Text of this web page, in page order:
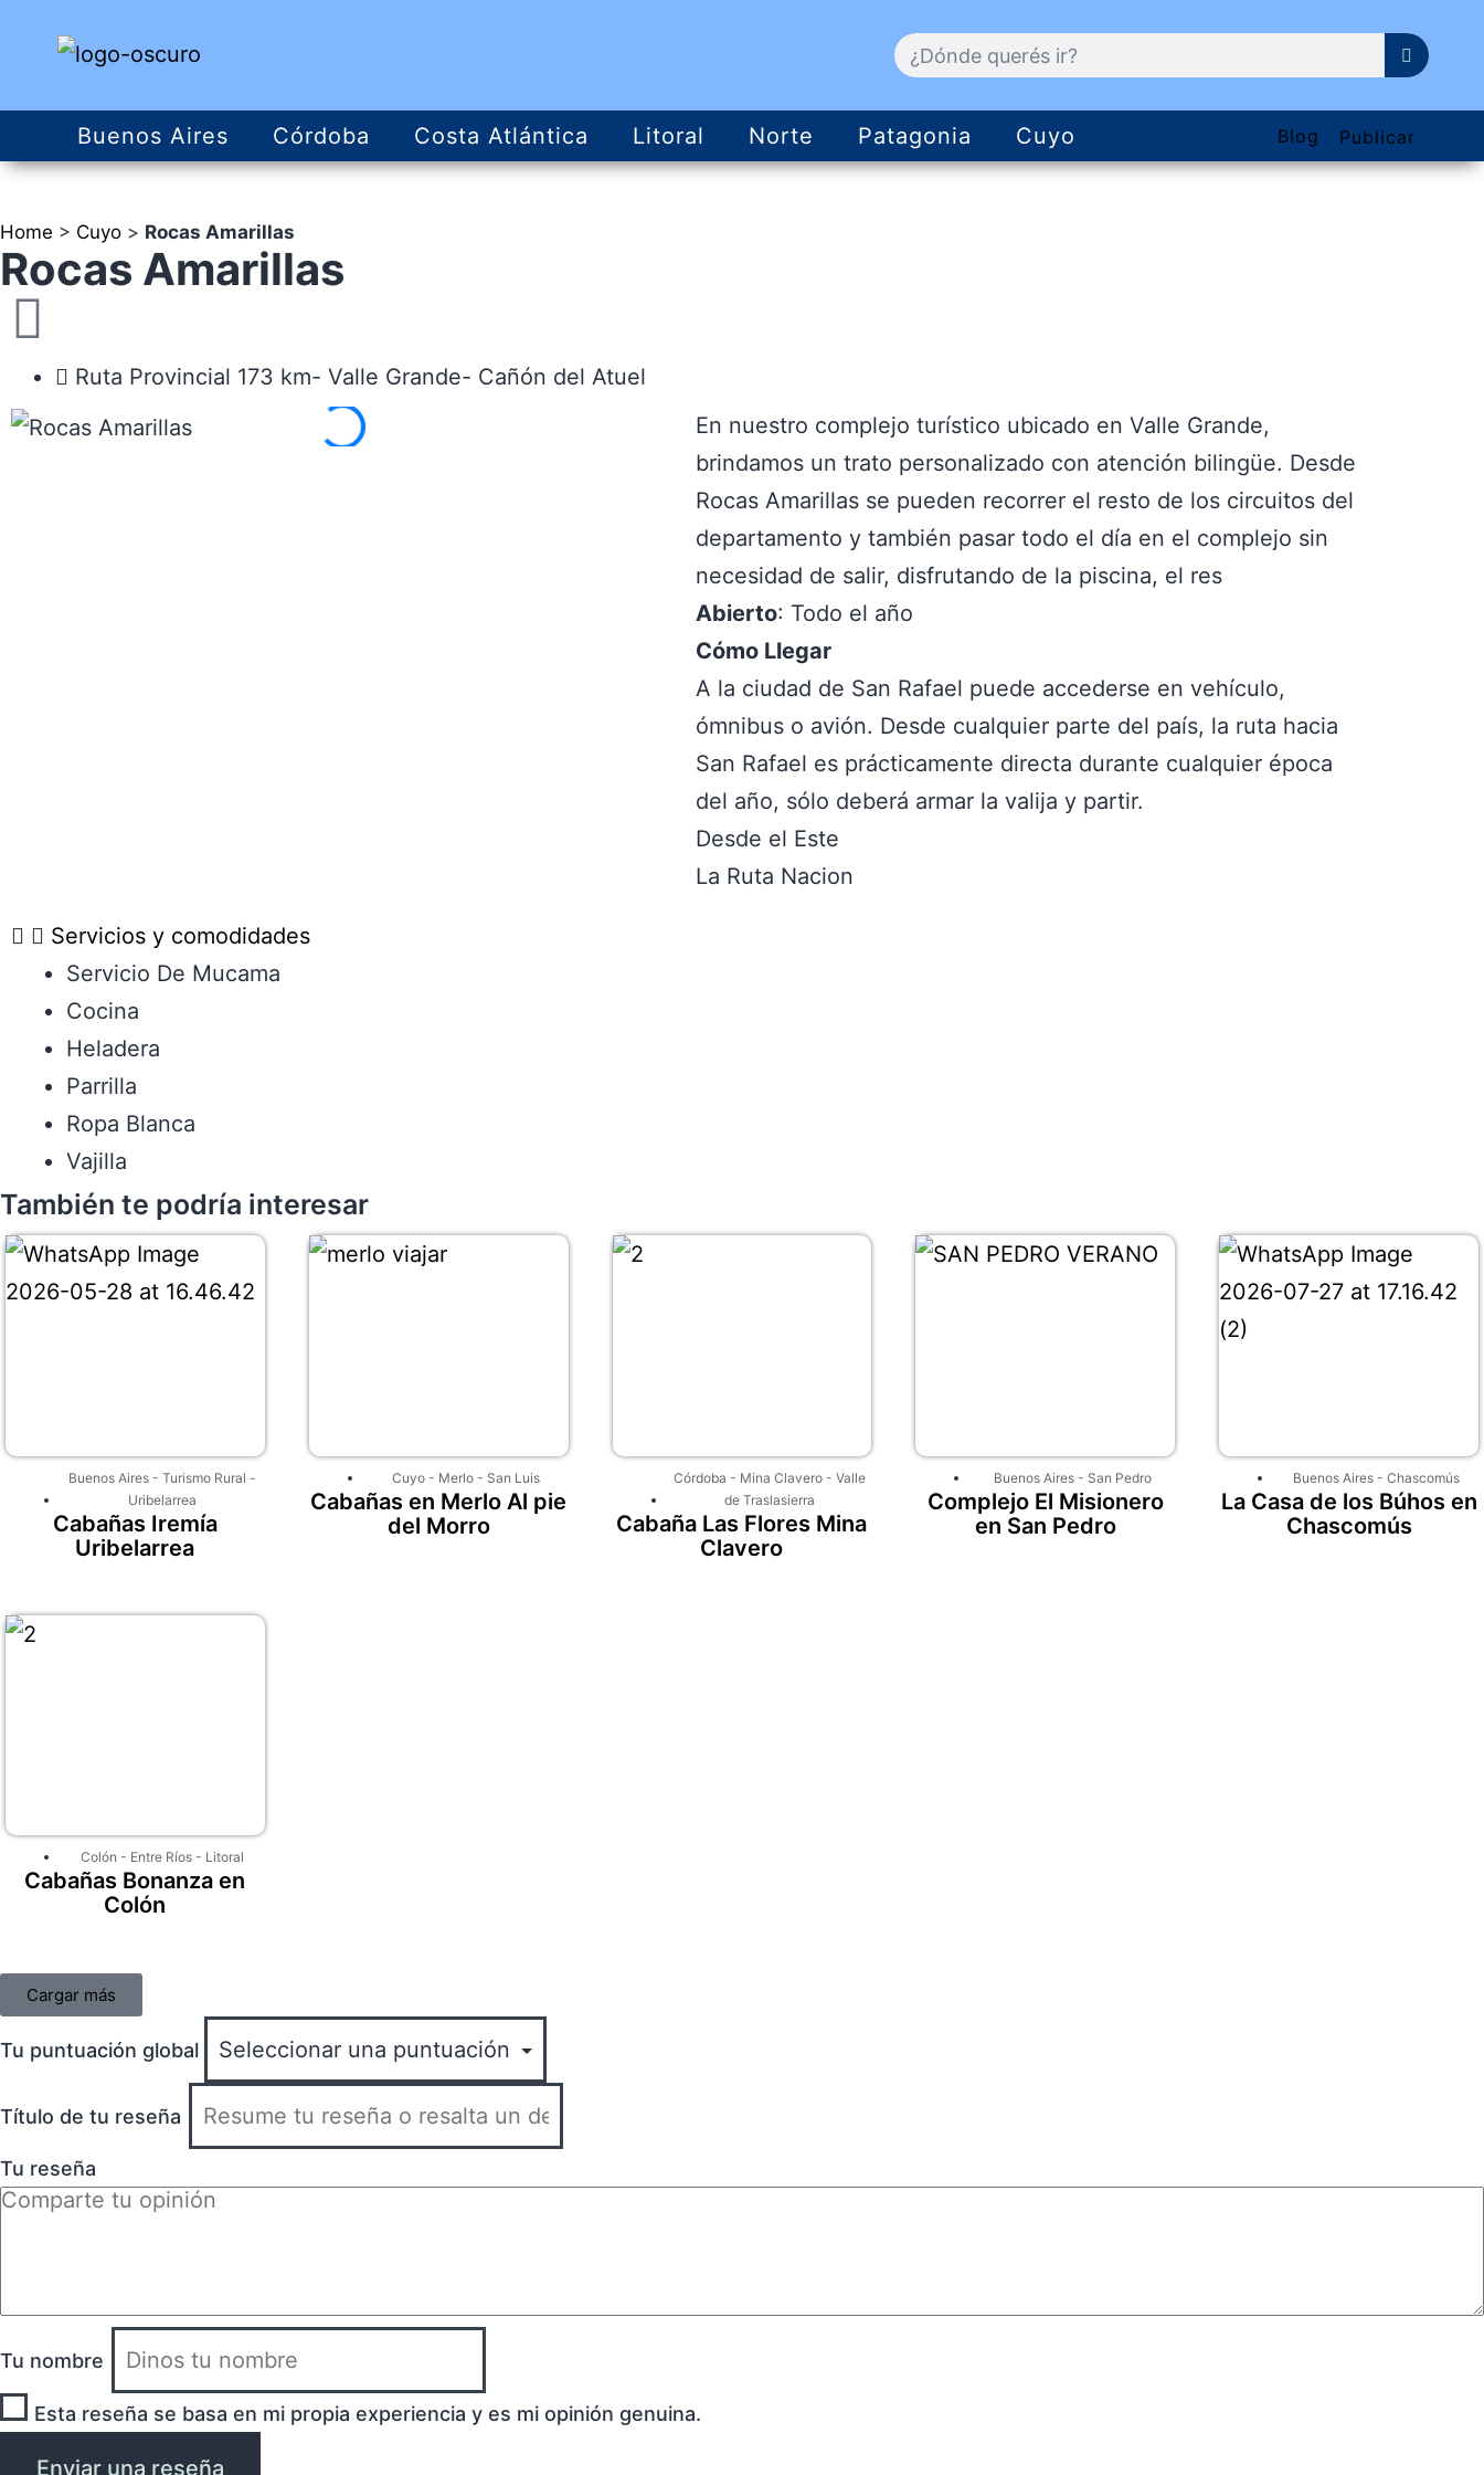
Buenos Aires Córdoba Costa Atlántica Litoral Norte Patagonia Cuyo Blog Publicar
Home > Cuyo > Rocas Amarillas
Rocas Amarillas
Ruta Provincial 173 km- Valle Grande- Cañón del Atuel
En nuestro complejo turístico ubicado en Valle Grande,
brindamos un trato personalizado con atención bilingüe. Desde
Rocas Amarillas se pueden recorrer el resto de los circuitos del
departamento y también pasar todo el día en el complejo sin
necesidad de salir, disfrutando de la piscina, el res
Abierto: Todo el año
Cómo Llegar
A la ciudad de San Rafael puede accederse en vehículo,
ómnibus o avión. Desde cualquier parte del país, la ruta hacia
San Rafael es prácticamente directa durante cualquier época
del año, sólo deberá armar la valija y partir.
Desde el Este
La Ruta Nacion
Servicios y comodidades
Servicio De Mucama
Cocina
Heladera
Parrilla
Ropa Blanca
Vajilla
También te podría interesar
Buenos Aires -Turismo Rural -
Uribelarrea
Cabañas Iremía
Uribelarrea
Cuyo - Merlo - San Luis
Cabañas en Merlo Al pie
del Morro
Córdoba - Mina Clavero- Valle
de Traslasierra
Cabaña Las Flores Mina
Clavero
Buenos Aires - San Pedro
Complejo El Misionero
en San Pedro
Buenos Aires -Chascomús
La Casa de los Búhos en
Chascomús
Colón - Entre Ríos - Litoral
Cabañas Bonanza en
Colón
Cargar más
Tu puntuación global
Título de tu reseña
Tu reseña
Tu nombre
Esta reseña se basa en mi propia experiencia y es mi opinión genuina.
Enviar una reseña